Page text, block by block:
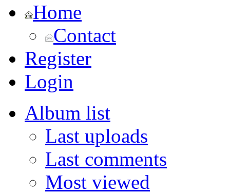
Home
Contact
Register
Login
Album list
Last uploads
Last comments
Most viewed